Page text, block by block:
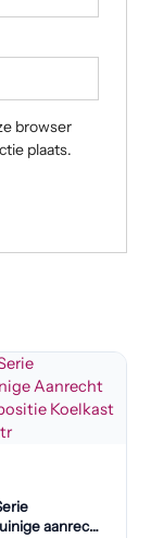
browser
plaats.
aanrecht